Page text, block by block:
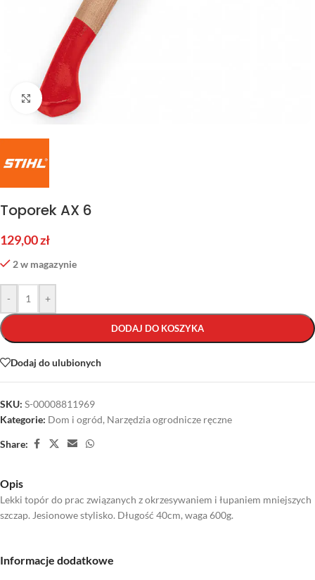
Kliknij aby powiększyć
Toporek AX 6
129,00zł
2 w magazynie
- +
DODAJ DO KOSZYKA
Dodaj do ulubionych
SKU: S-00008811969
Kategorie: Dom i ogród, Narzędzia ogrodnicze ręczne
Share:
Opis
Lekki topór do prac związanych z okrzesywaniem i łupaniem mniejszych
szczap. Jesionowe stylisko. Długość 40cm, waga 600g.
Informacje dodatkowe